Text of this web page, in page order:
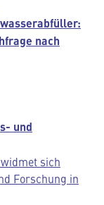
nach
und
sich
Forschung in